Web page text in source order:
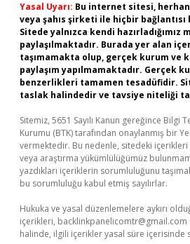
Yasal Uyarı: Bu internet sitesi,
veya şahıs şirketi ile hiçbir
Sitede yalnızca kendi hazırladığımız
paylaşılmaktadır. Burada yer alan
taşımamakta olup, gerçek kurum ve
paylaşım yapılmamaktadır. Gerçek
benzerlikleri tamamen tesadüfidir.
taslak halindedir ve tavsiye niteliği
Sitemiz, 5651 Sayılı Kanun gereğince Bilgi
Kurumu (BTK) tarafından onaylanmış bir
vermektedir. Bu nedenle, sitedeki
veya araştırma yükümlülüğümüz
yazdıkları içeriklerin sorumluluğunu
bu sorumluluğu kabul etmiş sayılırlar.
Hukuka ve yasal düzenlemelere aykırı
içerikleri, backlinkpanelicomtr@gmail.com
halinde, ilgili içerikler yasal süre içerisinde